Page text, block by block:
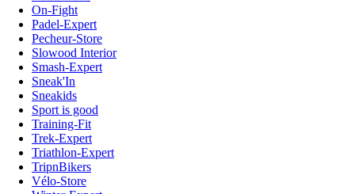
On-Fight
Padel-Expert
Pecheur-Store
Slowood Interior
Smash-Expert
Sneak'In
Sneakids
Sport is good
Training-Fit
Trek-Expert
Triathlon-Expert
TripnBikers
Vélo-Store